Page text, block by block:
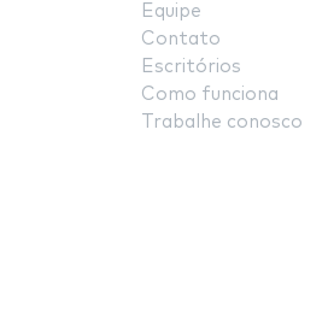
Equipe
Contato
Escritórios
Como funciona
Trabalhe conosco